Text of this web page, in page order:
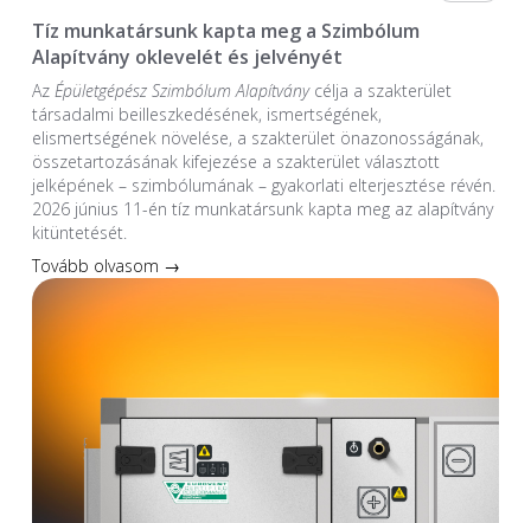
Tíz munkatársunk kapta meg a Szimbólum
Alapítvány oklevelét és jelvényét
Az Épületgépész Szimbólum Alapítványcélja a szakterület
társadalmi beilleszkedésének, ismertségének,
elismertségének növelése, a szakterület önazonosságának,
összetartozásának kifejezése a szakterület választott
jelképének – szimbólumának – gyakorlati elterjesztése révén.
2026 június 11-én tíz munkatársunk kapta meg az alapítvány
kitüntetését.
Tovább olvasom →